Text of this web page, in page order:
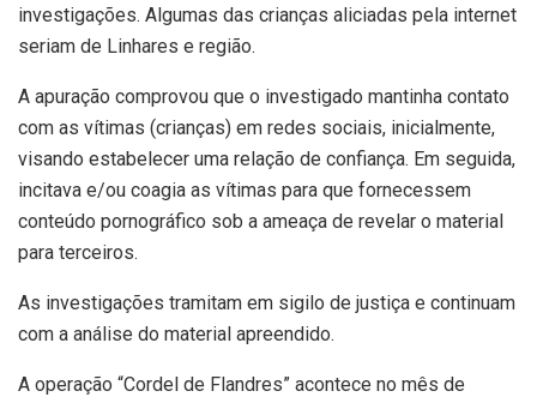
investigações. Algumas das crianças aliciadas pela internet
seriam de Linhares e região.
A apuração comprovou que o investigado mantinha contato
com as vítimas (crianças) em redes sociais, inicialmente,
visando estabelecer uma relação de confiança. Em seguida,
incitava e/ou coagia as vítimas para que fornecessem
conteúdo pornográfico sob a ameaça de revelar o material
para terceiros.
As investigações tramitam em sigilo de justiça e continuam
com a análise do material apreendido.
A operação “Cordel de Flandres” acontece no mês de